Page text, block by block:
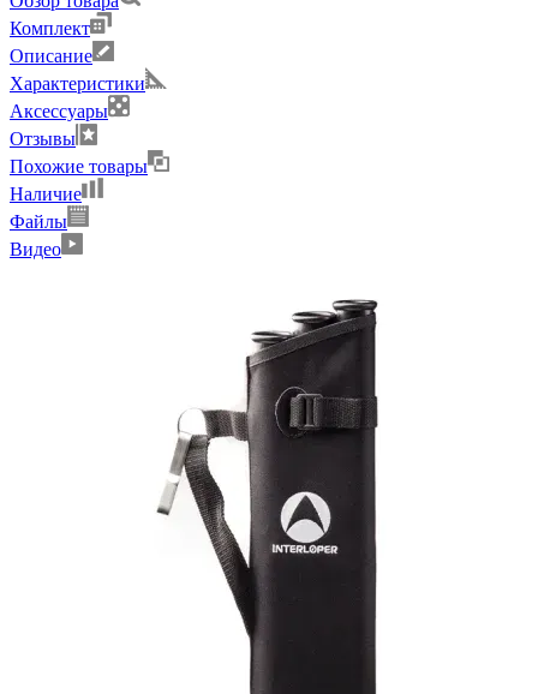
Комплект
Описание
Характеристики
Аксессуары
Отзывы
Похожие товары
Наличие
Файлы
Видео